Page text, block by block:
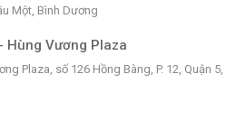
Một, Bình Dương
Hùng Vương Plaza
Plaza, số 126 Hồng Bàng, P. 12, Quận 5,